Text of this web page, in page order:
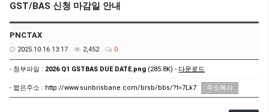
GST/BAS 신청 마감일 안내
PNCTAX
2025.10.16 13:17 2,452 0
- 첨부파일 : 2026 Q1 GSTBAS DUE DATE.png (285.8K) - 다운로드
- 짧은주소 : http://www.sunbrisbane.com/brsb/bbs/?t=7Lk7 주소복사